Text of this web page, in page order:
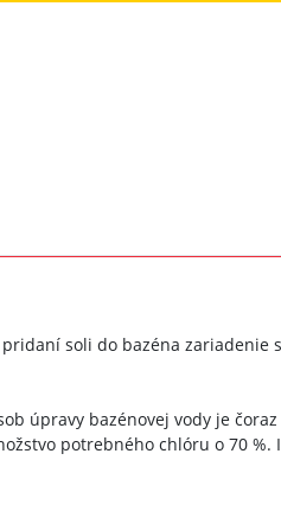
soli do bazéna zariadenie
úpravy bazénovej vody je
potrebného chlóru o 70 %.